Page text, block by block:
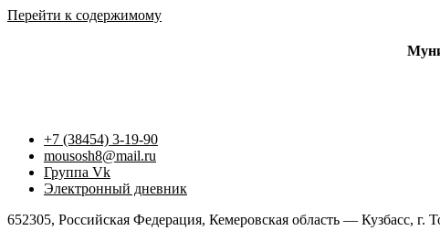
Перейти к содержимому
+7 (38454) 3-19-90
mousosh8@mail.ru
Группа Vk
Электронный дневник
652305, Российская Федерация, Кемеровская область — Кузбасс, г.